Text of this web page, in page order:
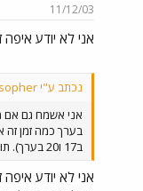
11/12/03
אני לא יודע איפה
נכתב ע"י the philosopher:
אני אשמח גם אם
בערך כמה זמן זה
ב17 ו20 בערך). תודה שוב.
אני לא יודע איפה